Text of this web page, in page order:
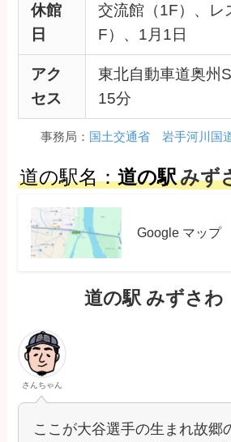
休館
日
交流館（1F）、レ
F）、1月1日
アク
セス
東北自動車道奥州
15分
事務局： 国土交通省 岩手河川国
道の駅名：道の駅みず
Google マップ
道の駅 みずさ
さんちゃん
ここが大谷選手の生まれ故郷